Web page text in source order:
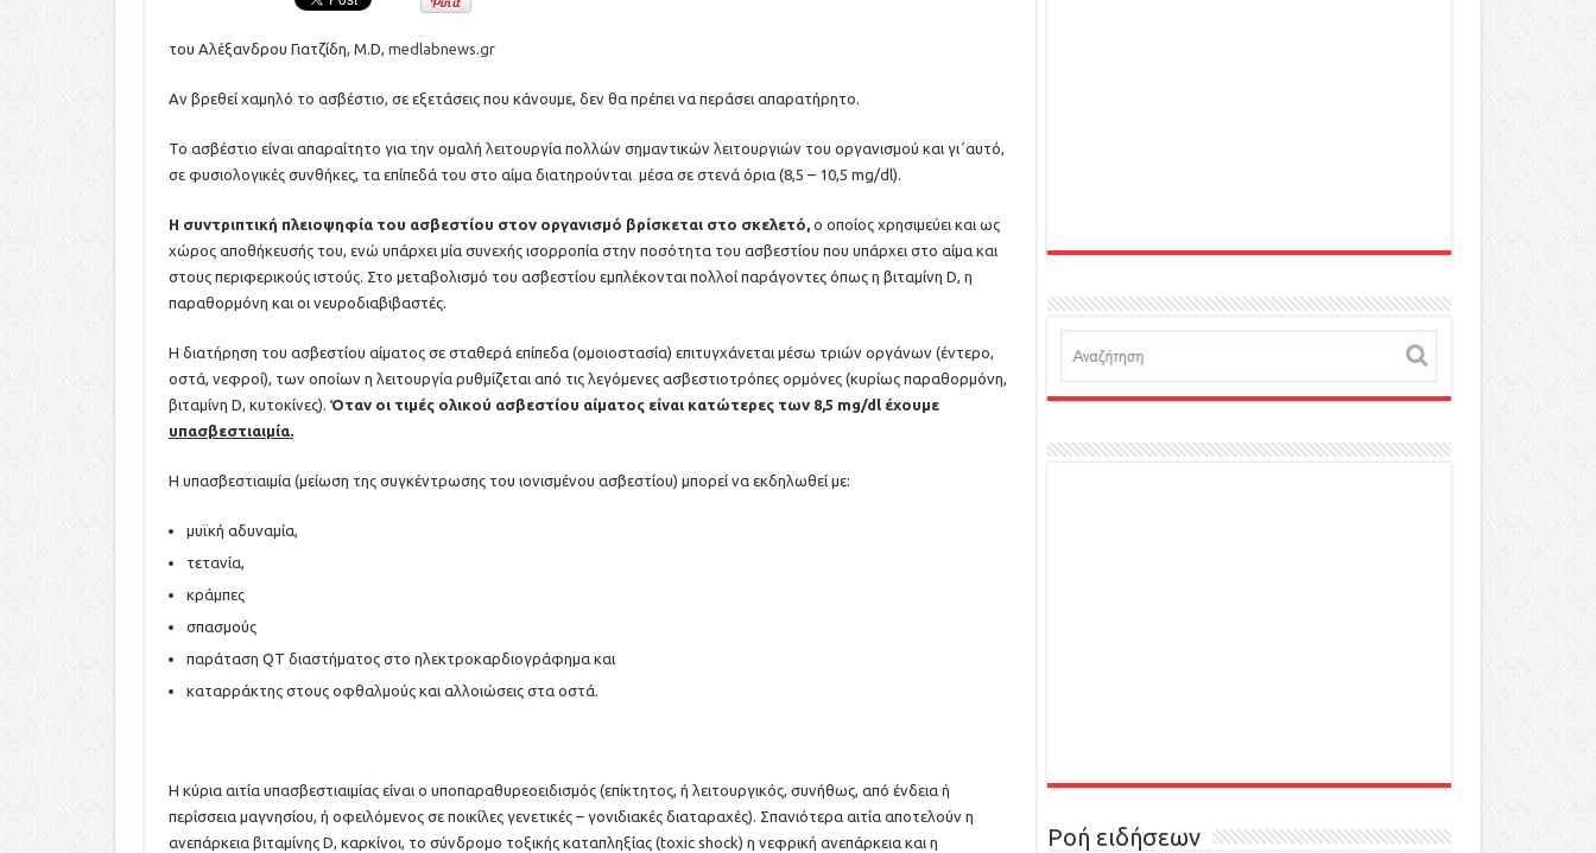
του Αλέξανδρου Γιατζίδη, M.D, medlabnews.gr
Αν βρεθεί χαμηλό το ασβέστιο, σε εξετάσεις που κάνουμε, δεν θα πρέπει να περάσει απαρατήρητο.
Το ασβέστιο είναι απαραίτητο για την ομαλή λειτουργία πολλών σημαντικών λειτουργιών του οργανισμού και γι΄αυτό,
σε φυσιολογικές συνθήκες, τα επίπεδά του στο αίμα διατηρούνται μέσα σε στενά όρια (8,5 – 10,5 mg/dl).
Η συντριπτική πλειοψηφία του ασβεστίου στον οργανισμό βρίσκεται στο σκελετό, ο οποίος χρησιμεύει και ως
χώρος αποθήκευσής του, ενώ υπάρχει μία συνεχής ισορροπία στην ποσότητα του ασβεστίου που υπάρχει στο αίμα και
στους περιφερικούς ιστούς. Στο μεταβολισμό του ασβεστίου εμπλέκονται πολλοί παράγοντες όπως η βιταμίνη D, η
παραθορμόνη και οι νευροδιαβιβαστές.
Η διατήρηση του ασβεστίου αίματος σε σταθερά επίπεδα (ομοιοστασία) επιτυγχάνεται μέσω τριών οργάνων (έντερο,
οστά, νεφροί), των οποίων η λειτουργία ρυθμίζεται από τις λεγόμενες ασβεστιοτρόπες ορμόνες (κυρίως παραθορμόνη,
βιταμίνη D, κυτοκίνες). Όταν οι τιμές ολικού ασβεστίου αίματος είναι κατώτερες των 8,5 mg/dl έχουμε
υπασβεστιαιμία.
Η υπασβεστιαιμία (μείωση της συγκέντρωσης του ιονισμένου ασβεστίου) μπορεί να εκδηλωθεί με:
μυϊκή αδυναμία,
τετανία,
κράμπες
σπασμούς
παράταση QT διαστήματος στο ηλεκτροκαρδιογράφημα και
καταρράκτης στους οφθαλμούς και αλλοιώσεις στα οστά.
Η κύρια αιτία υπασβεστιαιμίας είναι ο υποπαραθυρεοειδισμός (επίκτητος, ή λειτουργικός, συνήθως, από ένδεια ή
περίσσεια μαγνησίου, ή οφειλόμενος σε ποικίλες γενετικές – γονιδιακές διαταραχές). Σπανιότερα αιτία αποτελούν η
ανεπάρκεια βιταμίνης D, καρκίνοι, το σύνδρομο τοξικής καταπληξίας (toxic shock) η νεφρική ανεπάρκεια και η
Ροή ειδήσεων